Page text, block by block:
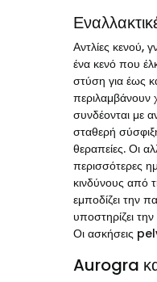
Αντλίες κενού,
ένα κενό που
στύση για έως
περιλαμβάνουν
συνδέονται με
σταθερή
θεραπείες. Οι
περισσότερες
κινδύνους από
εμποδίζει την
υποστηρίζει
Οι ασκήσεις
Aurogra